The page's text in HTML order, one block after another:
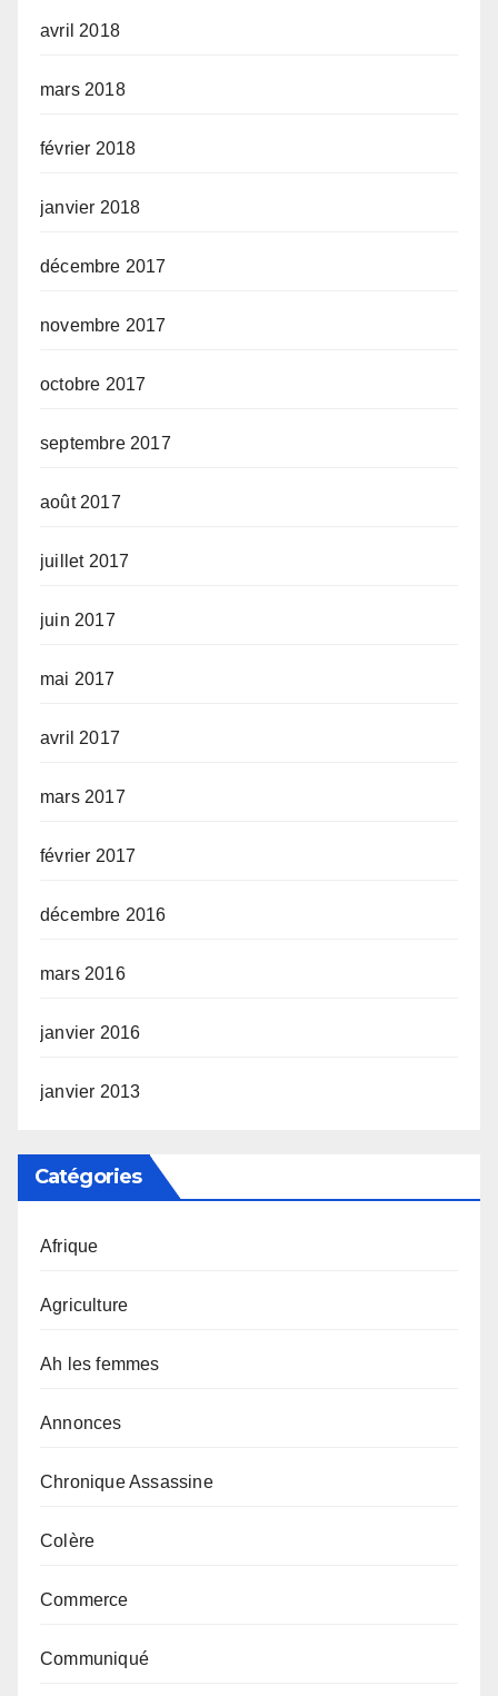
avril 2018
mars 2018
février 2018
janvier 2018
décembre 2017
novembre 2017
octobre 2017
septembre 2017
août 2017
juillet 2017
juin 2017
mai 2017
avril 2017
mars 2017
février 2017
décembre 2016
mars 2016
janvier 2016
janvier 2013
Catégories
Afrique
Agriculture
Ah les femmes
Annonces
Chronique Assassine
Colère
Commerce
Communiqué